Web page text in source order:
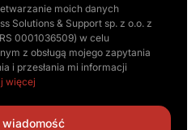
moich danych
Solutions & Support sp. z o.o. z
0001036509) w celu
z obsługą mojego zapytania
i przesłania mi informacji
więcej